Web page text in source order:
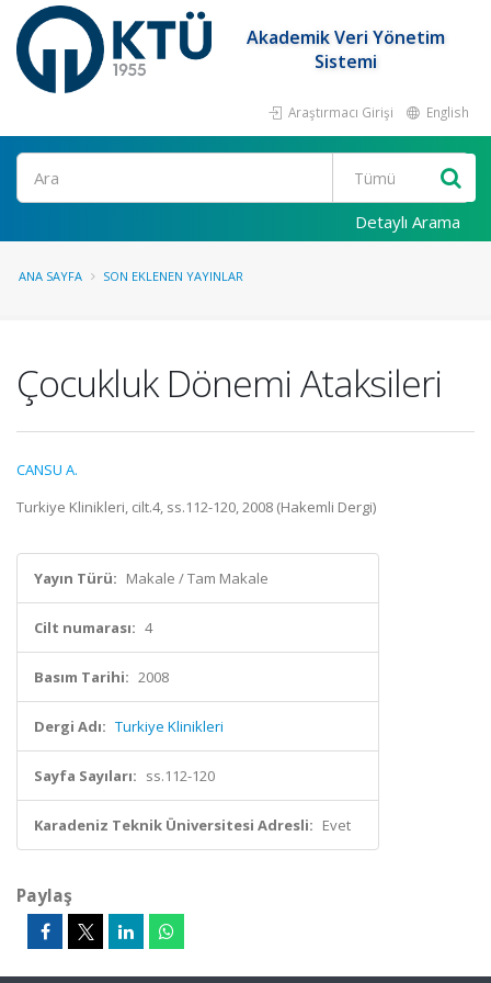
Akademik Veri Yönetim
Sistemi
Araştırmacı Girişi English
Ara
Detaylı Arama
ANA SAYFA SON EKLENEN YAYINLAR
Çocukluk Dönemi Ataksileri
CANSU A.
Turkiye Klinikleri, cilt.4, ss.112-120, 2008 (Hakemli Dergi)
Yayın Türü: Makale / Tam Makale
Cilt numarası: 4
Basım Tarihi: 2008
Dergi Adı: Turkiye Klinikleri
Sayfa Sayıları: ss.112-120
Karadeniz Teknik Üniversitesi Adresli: Evet
Paylaş